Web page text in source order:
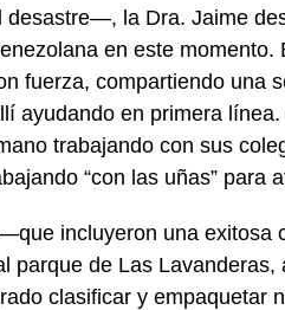
la Dra. Jaime
en este momento.
fuerza, compartiendo una
ayudando en primera
trabajando con sus
“con las uñas” para
incluyeron una exitosa
parque de Las Lavanderas,
clasificar y empaquetar